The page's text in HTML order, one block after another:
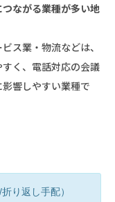
つながる業種が多い地
ス業・物流などは、
く、電話対応の会議
響しやすい業種で
り返し手配）